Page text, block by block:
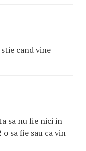
stie cand vine
sa nu fie nici in
o sa fie sau ca vin